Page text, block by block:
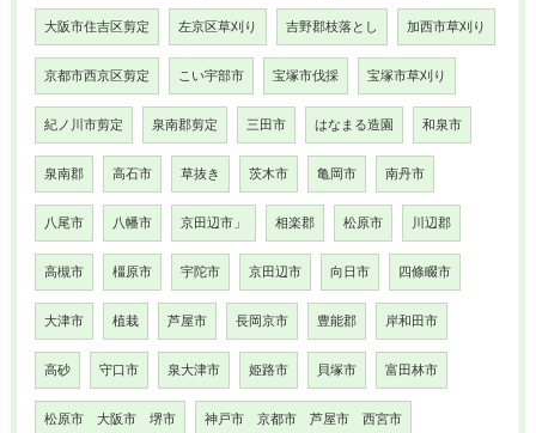
大阪市住吉区剪定 左京区草刈り 吉野郡枝落とし 加西市草刈り
京都市西京区剪定 こい宇部市 宝塚市伐採 宝塚市草刈り
紀ノ川市剪定 泉南郡剪定 三田市 はなまる造園 和泉市
泉南郡 高石市 草抜き 茨木市 亀岡市 南丹市
八尾市 八幡市 京田辺市」 相楽郡 松原市 川辺郡
高槻市 橿原市 宇陀市 京田辺市 向日市 四條畷市
大津市 植栽 芦屋市 長岡京市 豊能郡 岸和田市
高砂 守口市 泉大津市 姫路市 貝塚市 富田林市
松原市 大阪市 堺市 神戸市 京都市 芦屋市 西宮市